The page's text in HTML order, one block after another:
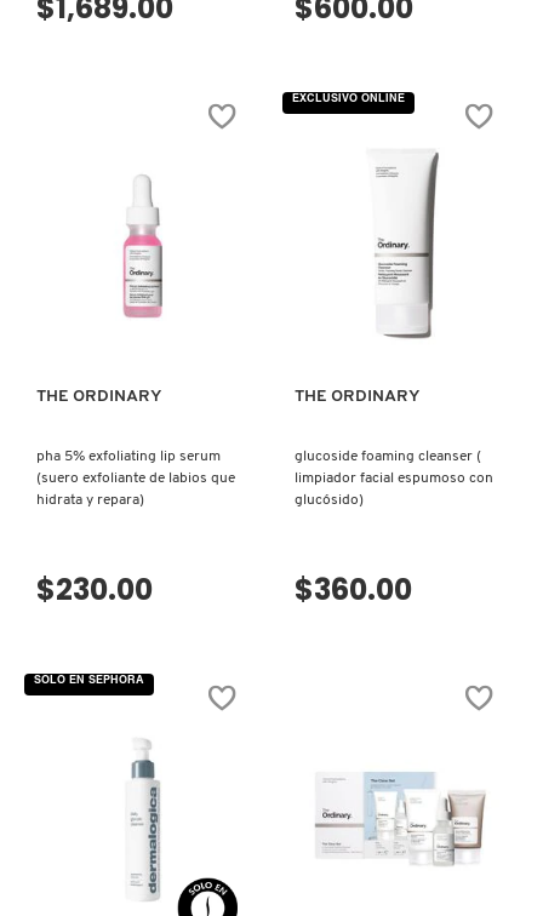
PAI-SHAU
PEACE OUT SKINCARE
PETER THOMAS ROTH
$1,689.00 $600.00
VISTA RÁPIDA
THE ORDINARY
pha 5% exfoliating lip serum
(suero exfoliante de labios que
hidrata y repara)
$230.00
THE ORDINARY
glucoside foaming cleanser (
limpiador facial espumoso con
glucósido)
$360.00
EXCLUSIVO ONLINE
VISTA RÁPIDA
SOLO EN SEPHORA